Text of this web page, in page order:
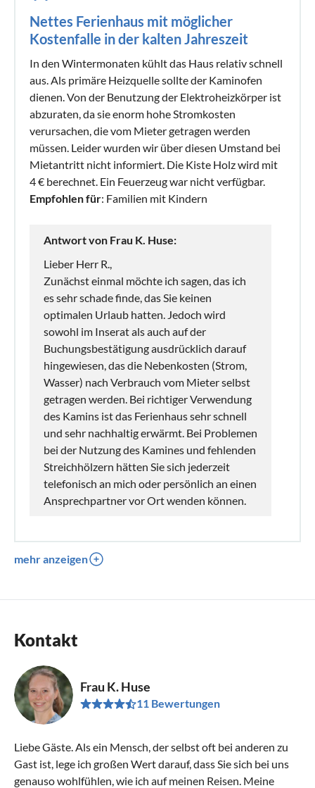
Nettes Ferienhaus mit möglicher
Kostenfalle in der kalten Jahreszeit
In den Wintermonaten kühlt das Haus relativ schnell
aus. Als primäre Heizquelle sollte der Kaminofen
dienen. Von der Benutzung der Elektroheizkörper ist
abzuraten, da sie enorm hohe Stromkosten
verursachen, die vom Mieter getragen werden
müssen. Leider wurden wir über diesen Umstand bei
Mietantritt nicht informiert. Die Kiste Holz wird mit
4 € berechnet. Ein Feuerzeug war nicht verfügbar.
Empfohlen für: Familien mit Kindern
Antwort von Frau K. Huse:
Lieber Herr R.,
Zunächst einmal möchte ich sagen, das ich
es sehr schade finde, das Sie keinen
optimalen Urlaub hatten. Jedoch wird
sowohl im Inserat als auch auf der
Buchungsbestätigung ausdrücklich darauf
hingewiesen, das die Nebenkosten (Strom,
Wasser) nach Verbrauch vom Mieter selbst
getragen werden. Bei richtiger Verwendung
des Kamins ist das Ferienhaus sehr schnell
und sehr nachhaltig erwärmt. Bei Problemen
bei der Nutzung des Kamines und fehlenden
Streichhölzern hätten Sie sich jederzeit
telefonisch an mich oder persönlich an einen
Ansprechpartner vor Ort wenden können.
mehr anzeigen
Kontakt
Frau K. Huse
11 Bewertungen
Liebe Gäste. Als ein Mensch, der selbst oft bei anderen zu
Gast ist, lege ich großen Wert darauf, dass Sie sich bei uns
genauso wohlfühlen, wie ich auf meinen Reisen. Meine